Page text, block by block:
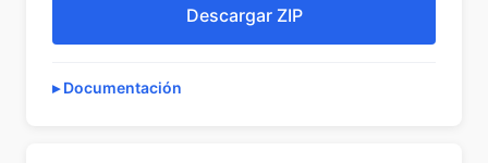
Descargar ZIP
Documentación